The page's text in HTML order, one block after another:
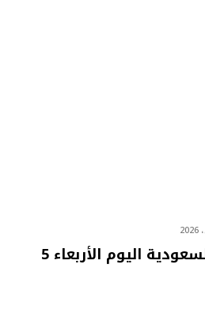
أسعار الذهب في السعودية اليوم الأربعاء 5